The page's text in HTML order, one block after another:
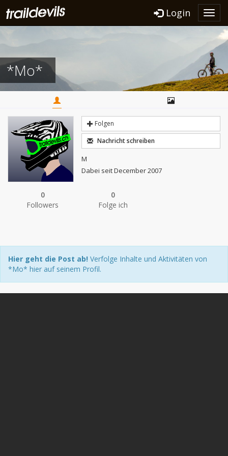
Login
*Mo*
Folgen
Nachricht schreiben
M
Dabei seit December 2007
0
Followers
0
Folge ich
Hier geht die Post ab! Verfolge Inhalte und Aktivitäten von
*Mo* hier auf seinem Profil.